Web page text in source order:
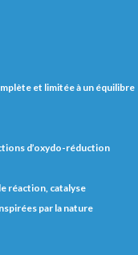
et limitée à un équilibre
d’oxydo-réduction
réaction, catalyse
par la nature